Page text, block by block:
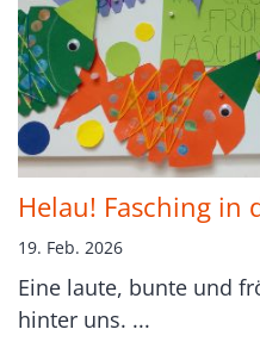
Helau! Fasching in
19. Feb. 2026
Eine laute, bunte und
hinter uns. ...